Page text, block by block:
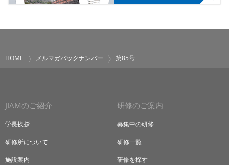
HOME メルマガバックナンバー 第85号
JIAMのご紹介
学長挨拶
研修所について
施設案内
研修のご案内
募集中の研修
研修一覧
研修を探す